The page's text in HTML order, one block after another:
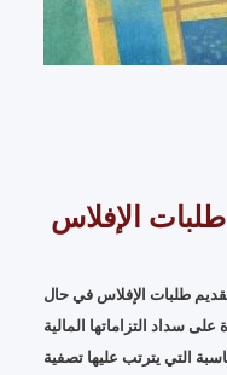
طلبات الإفلاس
طلبات الإفلاس في حال
سداد التزاماتها المالية
التي يترتب عليها تصفية